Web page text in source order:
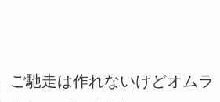
ご馳走は作れないけどオムラ